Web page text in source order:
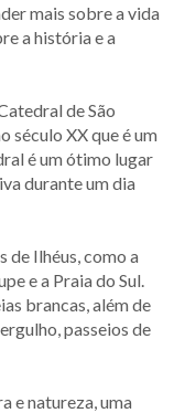
mais sobre a vida
a história e a
de São
século XX que é um
é um ótimo lugar
durante um dia
de Ilhéus, como a
e a Praia do Sul.
brancas, além de
passeios de
e natureza, uma